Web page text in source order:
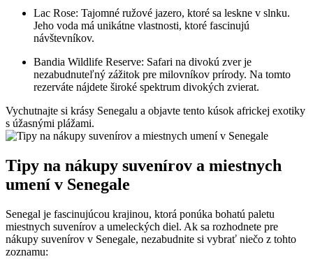
Lac Rose: Tajomné ružové jazero, ktoré sa leskne v slnku.
Jeho voda má unikátne vlastnosti, ktoré fascinujú
návštevníkov.
Bandia Wildlife Reserve: Safari na divokú zver je
nezabudnuteľný zážitok pre milovníkov prírody. Na tomto
rezerváte nájdete široké spektrum divokých zvierat.
Vychutnajte si krásy Senegalu a objavte tento kúsok africkej exotiky
s úžasnými plážami.
Tipy na nákupy suvenírov a miestnych
umení v Senegale
Senegal je fascinujúcou krajinou, ktorá ponúka bohatú paletu
miestnych suvenírov a umeleckých diel. Ak sa rozhodnete pre
nákupy suvenírov v Senegale, nezabudnite si vybrať niečo z tohto
zoznamu: